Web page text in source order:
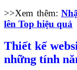
>>Xem thêm:
lên Top hiệu quả
Thiết kế
những tính